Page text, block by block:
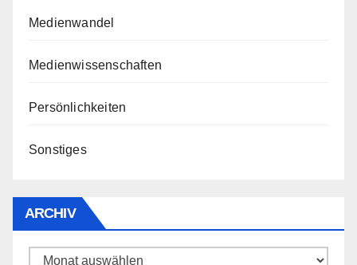
Medienwandel
Medienwissenschaften
Persönlichkeiten
Sonstiges
ARCHIV
Archiv